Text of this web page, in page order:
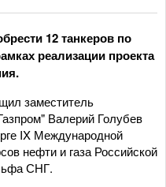
12 танкеров по
реализации проекта
заместитель
Валерий Голубев
IX Международной
нефти и газа Российской
СНГ.